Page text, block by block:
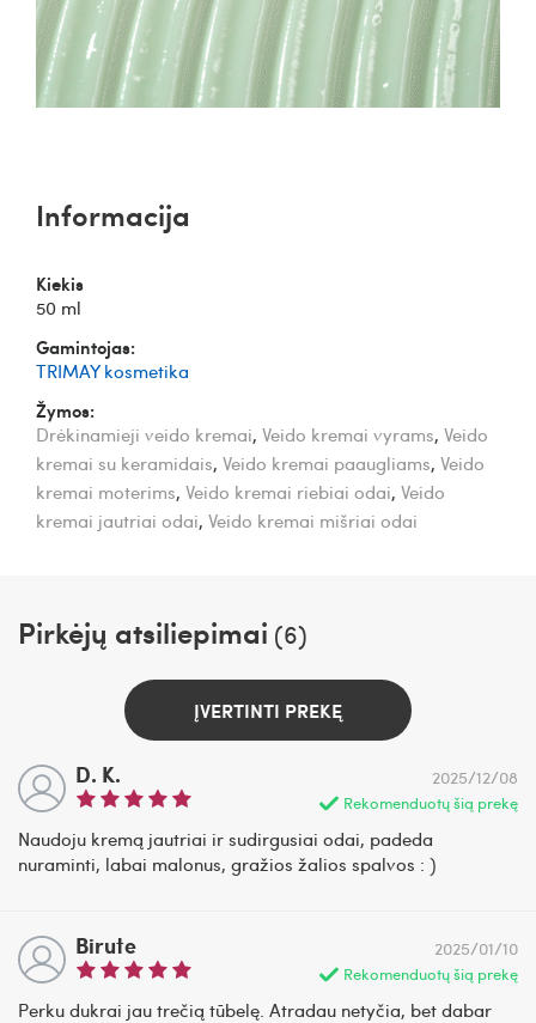
Informacija
Kiekis
50 ml
Gamintojas:
TRIMAY kosmetika
Žymos:
Drėkinamieji veido kremai, Veido kremai vyrams, Veido
kremai su keramidais, Veido kremai paaugliams, Veido
kremai moterims, Veido kremai riebiai odai, Veido
kremai jautriai odai, Veido kremai mišriai odai
Pirkėjų atsiliepimai (6)
ĮVERTINTI PREKĘ
D. K.
Rekomenduotų šią prekę
2025/12/08
Naudoju kremą jautriai ir sudirgusiai odai, padeda
nuraminti, labai malonus, gražios žalios spalvos : )
Birute
Rekomenduotų šią prekę
2025/01/10
Perku dukrai jau trečią tūbelę. Atradau netyčia, bet dabar